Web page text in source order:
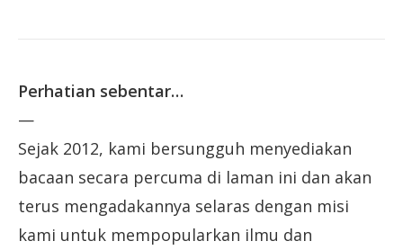
Perhatian sebentar…
—
Sejak 2012, kami bersungguh menyediakan
bacaan secara percuma di laman ini dan akan
terus mengadakannya selaras dengan misi
kami untuk mempopularkan ilmu dan